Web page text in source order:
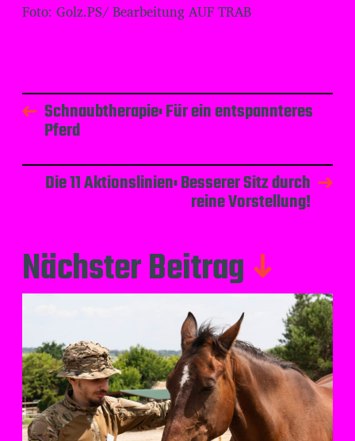
Foto: Golz.PS/ Bearbeitung AUF TRAB
Schnaubtherapie: Für ein entspannteres
Pferd
Die 11 Aktionslinien: Besserer Sitz durch
reine Vorstellung!
Nächster Beitrag